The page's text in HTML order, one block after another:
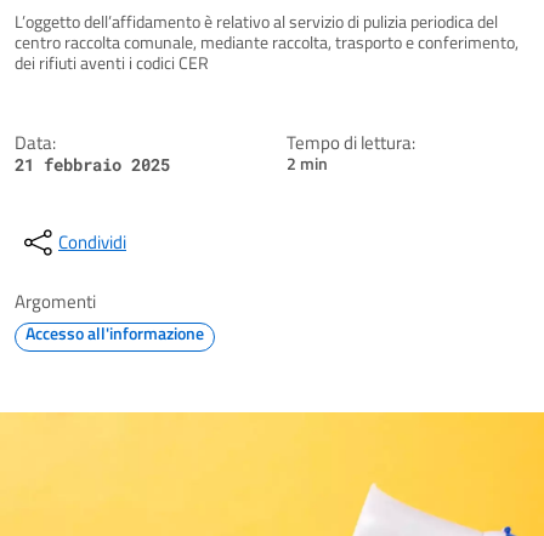
Dettagli della notizia
L’oggetto dell’affidamento è relativo al servizio di pulizia periodica del
centro raccolta comunale, mediante raccolta, trasporto e conferimento,
dei rifiuti aventi i codici CER
Data:
21 febbraio 2025
Tempo di lettura:
2 min
Condividi
Argomenti
Accesso all'informazione